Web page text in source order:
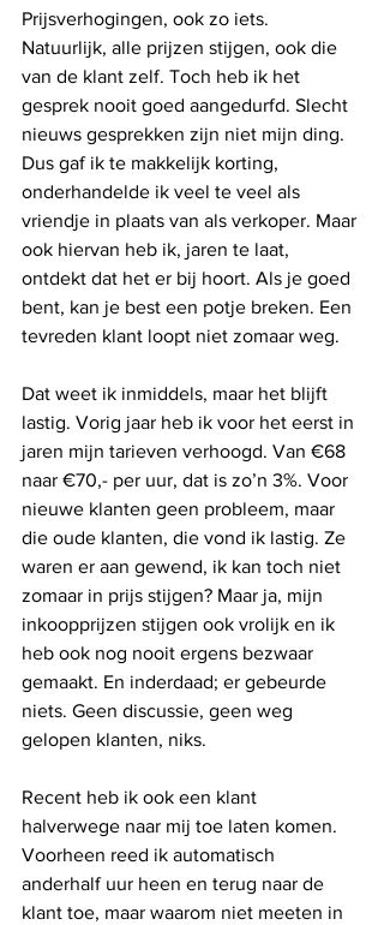
Prijsverhogingen, ook zo iets.
Natuurlijk, alle prijzen stijgen, ook die
van de klant zelf. Toch heb ik het
gesprek nooit goed aangedurfd. Slecht
nieuws gesprekken zijn niet mijn ding.
Dus gaf ik te makkelijk korting,
onderhandelde ik veel te veel als
vriendje in plaats van als verkoper. Maar
ook hiervan heb ik, jaren te laat,
ontdekt dat het er bij hoort. Als je goed
bent, kan je best een potje breken. Een
tevreden klant loopt niet zomaar weg.
Dat weet ik inmiddels, maar het blijft
lastig. Vorig jaar heb ik voor het eerst in
jaren mijn tarieven verhoogd. Van €68
naar €70,- per uur, dat is zo’n 3%. Voor
nieuwe klanten geen probleem, maar
die oude klanten, die vond ik lastig. Ze
waren er aan gewend, ik kan toch niet
zomaar in prijs stijgen? Maar ja, mijn
inkoopprijzen stijgen ook vrolijk en ik
heb ook nog nooit ergens bezwaar
gemaakt. En inderdaad; er gebeurde
niets. Geen discussie, geen weg
gelopen klanten, niks.
Recent heb ik ook een klant
halverwege naar mij toe laten komen.
Voorheen reed ik automatisch
anderhalf uur heen en terug naar de
klant toe, maar waarom niet meeten in